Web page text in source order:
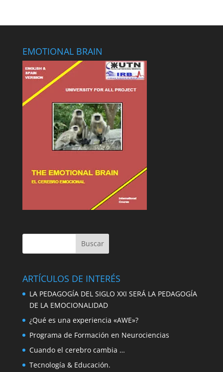
EMOTIONAL BRAIN
ARTÍCULOS DE INTERÉS
LA PEDAGOGÍA DEL SIGLO XXI SERÁ LA PEDAGOGÍA
DE LA EMOCIONALIDAD
¿Qué es una experiencia «AWE»?
Programa de Formación en Neurociencias
Cuando el cerebro cambia …
Tecnología & Educación.